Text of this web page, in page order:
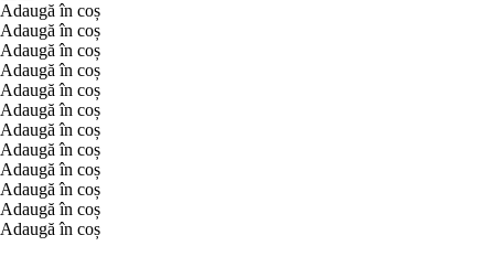
Adaugă în coș
Adaugă în coș
Adaugă în coș
Adaugă în coș
Adaugă în coș
Adaugă în coș
Adaugă în coș
Adaugă în coș
Adaugă în coș
Adaugă în coș
Adaugă în coș
Adaugă în coș